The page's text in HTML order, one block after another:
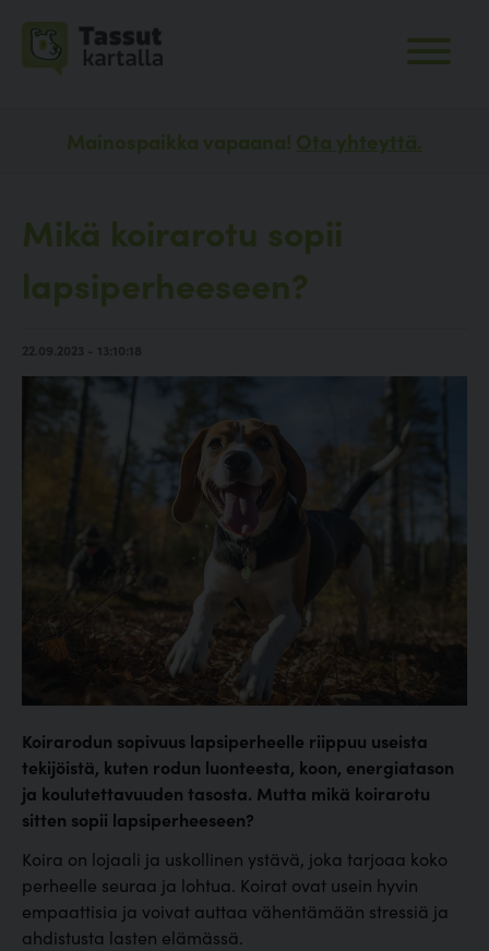
Mainospaikka vapaana! Ota yhteyttä.
Mikä koirarotu sopii
lapsiperheeseen?
Koirarodun sopivuus lapsiperheelle riippuu useista
tekijöistä, kuten rodun luonteesta, koon, energiatason
ja koulutettavuuden tasosta. Mutta mikä koirarotu
sitten sopii lapsiperheeseen?
Koira on lojaali ja uskollinen ystävä, joka tarjoaa koko
perheelle seuraa ja lohtua. Koirat ovat usein hyvin
empaattisia ja voivat auttaa vähentämään stressiä ja
ahdistusta lasten elämässä.